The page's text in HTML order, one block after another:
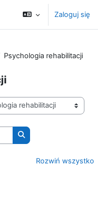
Zaloguj się
Psychologia rehabilitacji
Wyszukaj kursy
Rozwiń wszystko